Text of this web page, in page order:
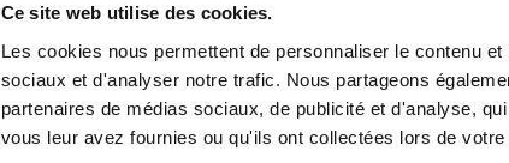
Ce site web utilise des cookies.
Les cookies nous permettent de personnaliser le contenu
sociaux et d'analyser notre trafic. Nous partageons
partenaires de médias sociaux, de publicité et d'analyse,
vous leur avez fournies ou qu'ils ont collectées lors de